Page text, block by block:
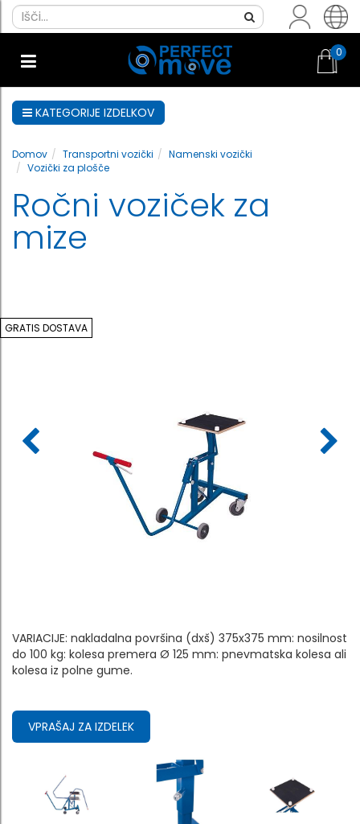
0
KATEGORIJE IZDELKOV
Domov Transportni vozički
Namenski vozički
Vozički za plošče
Ročni voziček za
mize
GRATIS DOSTAVA
VARIACIJE: nakladalna površina (dxš) 375x375 mm: nosilnost
do 100 kg: kolesa premera Ø 125 mm: pnevmatska kolesa ali
kolesa iz polne gume.
VPRAŠAJ ZA IZDELEK